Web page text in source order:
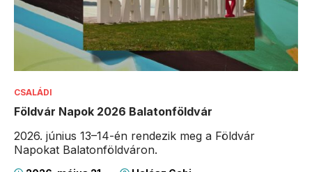
CSALÁDI
Földvár Napok 2026 Balatonföldvár
2026. június 13–14-én rendezik meg a Földvár
Napokat Balatonföldváron.